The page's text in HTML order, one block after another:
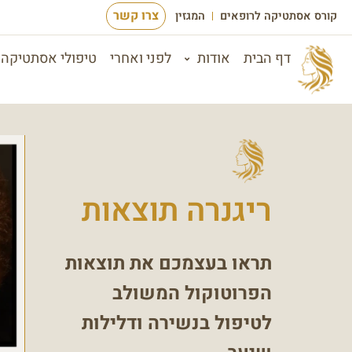
קורס אסתטיקה לרופאים המגזין צרו קשר
דף הבית אודות לפני ואחרי טיפולי
ריגנרה תוצאות
תראו בעצמכם את תוצאות
הפרוטוקול המשולב
לטיפול בנשירה ודלילות